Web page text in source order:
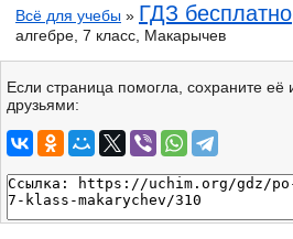
Всё для учебы » ГДЗ бесплатно
алгебре, 7 класс, Макарычев
Если страница помогла, сохраните её
друзьями: